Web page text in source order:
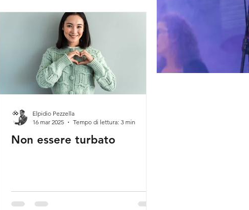
Non essere turbato
Elpidio Pezzella
16 mar 2025
Tempo di lettura: 3 min